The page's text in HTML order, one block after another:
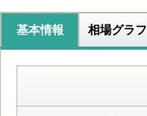
基本情報 相場グラフ